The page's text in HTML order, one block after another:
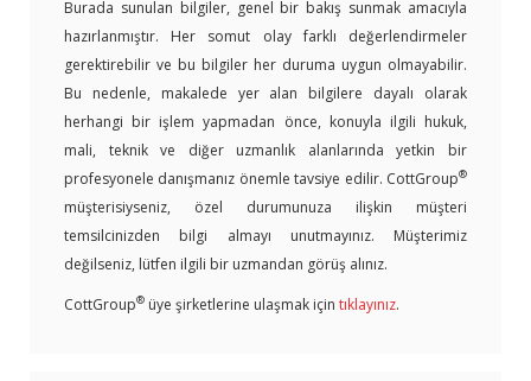
Burada sunulan bilgiler, genel bir bakış sunmak amacıyla
hazırlanmıştır. Her somut olay farklı değerlendirmeler
gerektirebilir ve bu bilgiler her duruma uygun olmayabilir.
Bu nedenle, makalede yer alan bilgilere dayalı olarak
herhangi bir işlem yapmadan önce, konuyla ilgili hukuk,
mali, teknik ve diğer uzmanlık alanlarında yetkin bir
profesyonele danışmanız önemle tavsiye edilir. CottGroup®
müşterisiyseniz, özel durumunuza ilişkin müşteri
temsilcinizden bilgi almayı unutmayınız. Müşterimiz
değilseniz, lütfen ilgili bir uzmandan görüş alınız.
CottGroup® üye şirketlerine ulaşmak için tıklayınız.